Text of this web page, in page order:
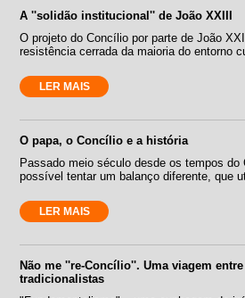
A ''solidão institucional'' de João XXIII
O projeto do Concílio por parte de João
resistência cerrada da maioria do entorno
LER MAIS
O papa, o Concílio e a história
Passado meio século desde os tempos
possível tentar um balanço diferente, que
LER MAIS
Não me ''re-Concílio''. Uma viagem
tradicionalistas